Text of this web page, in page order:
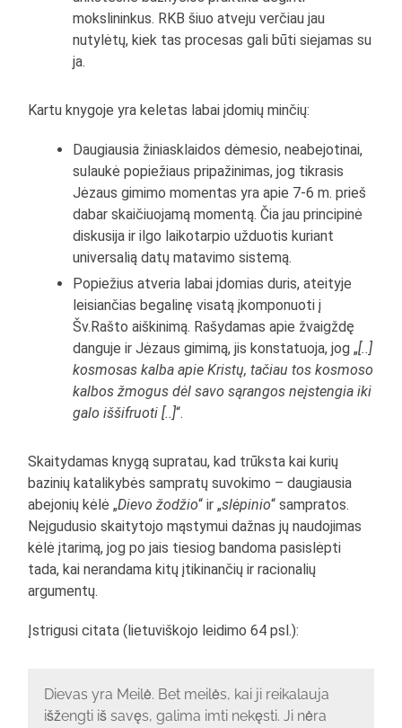
mokslininkus. RKB šiuo atveju verčiau jau
nutylėtų, kiek tas procesas gali būti siejamas su
ja.
Kartu knygoje yra keletas labai įdomių minčių:
Daugiausia žiniasklaidos dėmesio, neabejotinai,
sulaukė popiežiaus pripažinimas, jog tikrasis
Jėzaus gimimo momentas yra apie 7-6 m. prieš
dabar skaičiuojamą momentą. Čia jau principinė
diskusija ir ilgo laikotarpio užduotis kuriant
universalią datų matavimo sistemą.
Popiežius atveria labai įdomias duris, ateityje
leisiančias begalinę visatą įkomponuoti į
Šv.Rašto aiškinimą. Rašydamas apie žvaigždę
danguje ir Jėzaus gimimą, jis konstatuoja, jog „[..]
kosmosas kalba apie Kristų, tačiau tos kosmoso
kalbos žmogus dėl savo sąrangos neįstengia iki
galo iššifruoti [..]“.
Skaitydamas knygą supratau, kad trūksta kai kurių
bazinių katalikybės sampratų suvokimo – daugiausia
abejonių kėlė „Dievo žodžio“ ir „slėpinio“ sampratos.
Neįgudusio skaitytojo mąstymui dažnas jų naudojimas
kėlė įtarimą, jog po jais tiesiog bandoma pasislėpti
tada, kai nerandama kitų įtikinančių ir racionalių
argumentų.
Įstrigusi citata (lietuviškojo leidimo 64 psl.):
Dievas yra Meilė. Bet meilės, kai ji reikalauja
išžengti iš savęs, galima imti nekęsti. Ji nėra